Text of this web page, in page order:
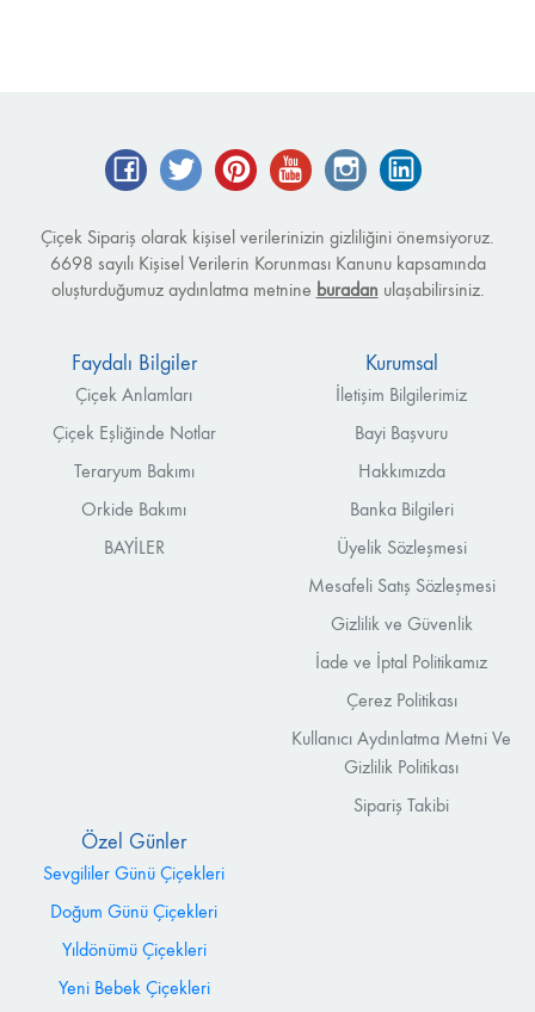
FacebookTwitter Pinterest YouTube Instagram
Çiçek Sipariş olarak kişisel verilerinizin gizliliğini önemsiyoruz.
6698 sayılı Kişisel Verilerin Korunması Kanunu kapsamında
oluşturduğumuz aydınlatma metnine buradan ulaşabilirsiniz.
Faydalı Bilgiler
Çiçek Anlamları
Çiçek Eşliğinde Notlar
Teraryum Bakımı
Orkide Bakımı
BAYİLER
Kurumsal
İletişim Bilgilerimiz
Bayi Başvuru
Hakkımızda
Banka Bilgileri
Üyelik Sözleşmesi
Mesafeli Satış Sözleşmesi
Gizlilik ve Güvenlik
İade ve İptal Politikamız
Çerez Politikası
Kullanıcı Aydınlatma Metni Ve
Gizlilik Politikası
Sipariş Takibi
Özel Günler
Sevgililer Günü Çiçekleri
Doğum Günü Çiçekleri
Yıldönümü Çiçekleri
Yeni Bebek Çiçekleri